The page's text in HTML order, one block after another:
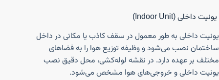
یونیت داخلی (Indoor Unit)
یونیت داخلی به طور معمول در سقف کاذب یا مکانی در داخل
ساختمان نصب می‌شود و وظیفه توزیع هوا را به فضاهای
مختلف بر عهده دارد. در نقشه لوله‌کشی، محل دقیق نصب
یونیت داخلی و خروجی‌های هوا مشخص می‌شود.